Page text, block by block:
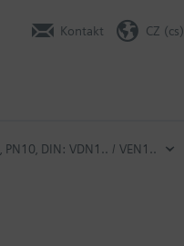
Kontakt CZ (cs)
DIN: VDN1.. / VEN1..